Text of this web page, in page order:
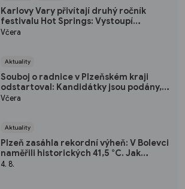
Karlovy Vary přivítají druhý ročník
festivalu Hot Springs: Vystoupí
Yzomandias, Ben Cristovao i Nik Tendo
Včera
Aktuality
Souboj o radnice v Plzeňském kraji
odstartoval: Kandidátky jsou podány,
podílíte se na rozhodování i vy?
Včera
Aktuality
Plzeň zasáhla rekordní výheň: V Bolevci
naměřili historických 41,5 °C. Jak
snášíte extrémní vedra vy? (ANKETA)
4. 8.